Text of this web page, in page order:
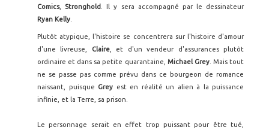
Comics, Stronghold
. Il y sera accompagné par le dessinateur
Ryan Kelly
Plutôt atypique, l'histoire se concentrera sur l'histoire d'amour
d'une livreuse, Claire, et d'un vendeur d'assurances plutôt
ordinaire et dans sa petite quarantaine, Michael Grey. Mais tout
ne se passe pas comme prévu dans ce bourgeon de romance
naissant, puisque Grey est en réalité un alien à la puissance
infinie, et la Terre, sa prison.
Le personnage serait en effet trop puissant pour être tué,